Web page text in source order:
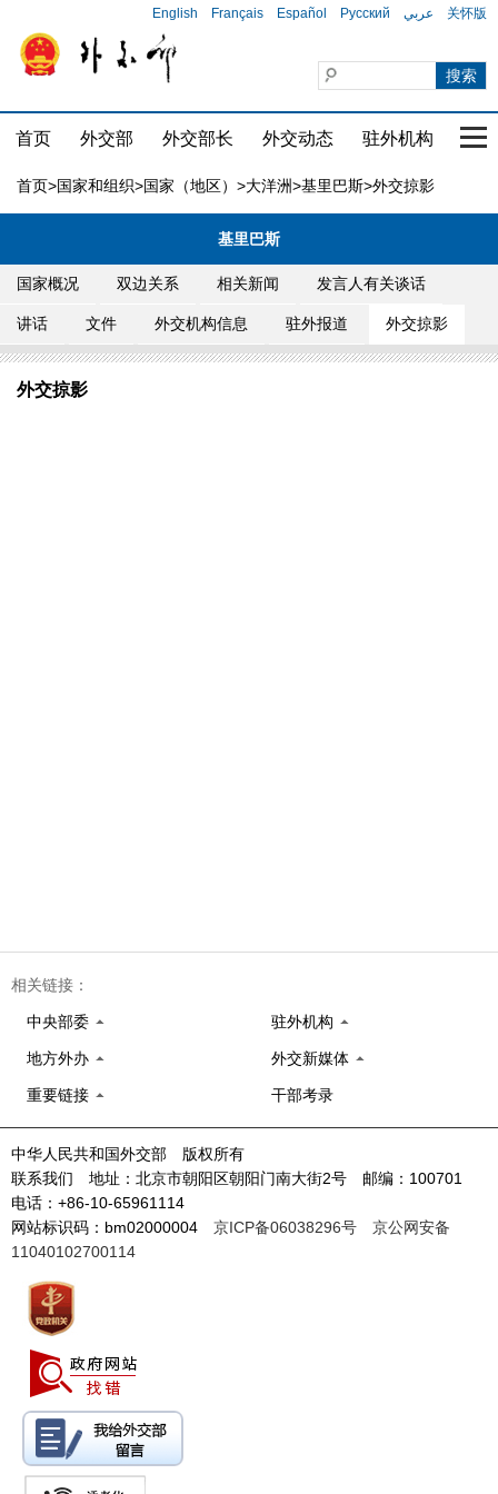
English Français Español Русский عربي 关怀版
首页 外交部 外交部长 外交动态 驻外机构 国
首页>国家和组织>国家（地区） >大洋洲>基里巴斯>外交掠影
基里巴斯
国家概况 双边关系 相关新闻 发言人有关谈话
讲话 文件 外交机构信息 驻外报道 外交掠影
外交掠影
相关链接：
中央部委 驻外机构
地方外办 外交新媒体
重要链接 干部考录
中华人民共和国外交部 版权所有
联系我们 地址：北京市朝阳区朝阳门南大街2号 邮编：100701
电话：+86-10-65961114
网站标识码：bm02000004 京ICP备06038296号
京公网安备
11040102700114